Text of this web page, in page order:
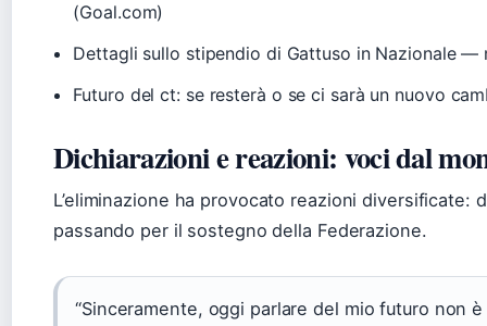
(Goal.com)
Dettagli sullo stipendio di Gattuso in Nazionale —
Futuro del ct: se resterà o se ci sarà un nuovo
Dichiarazioni e reazioni: voci dal
L’eliminazione ha provocato reazioni
passando per il sostegno della Federazione.
“Sinceramente, oggi parlare del mio futuro non